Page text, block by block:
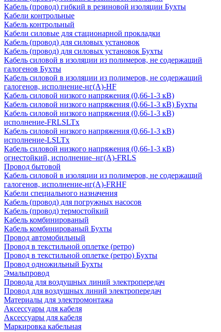
Кабель (провод) гибкий в резиновой изоляции Бухты
Кабели контрольные
Кабель контрольный
Кабели силовые для стационарной прокладки
Кабель (провод) для силовых установок
Кабель (провод) для силовых установок Бухты
Кабель силовой в изоляции из полимеров, не содержащий
галогенов Бухты
Кабель силовой в изоляции из полимеров, не содержащий
галогенов, исполнение-нг(А)-HF
Кабель силовой низкого напряжения (0,66-1-3 кВ)
Кабель силовой низкого напряжения (0,66-1-3 кВ) Бухты
Кабель силовой низкого напряжения (0,66-1-3 кВ)
исполнение-FRLSLTx
Кабель силовой низкого напряжения (0,66-1-3 кВ)
исполнение-LSLTx
Кабель силовой низкого напряжения (0,66-1-3 кВ)
огнестойкий, исполнение–нг(А)-FRLS
Провод бытовой
Кабель силовой в изоляции из полимеров, не содержащий
галогенов, исполнение-нг(А)-FRHF
Кабели специального назначения
Кабель (провод) для погружных насосов
Кабель (провод) термостойкий
Кабель комбинированый
Кабель комбинированый Бухты
Провод автомобильный
Провод в текстильной оплетке (ретро)
Провод в текстильной оплетке (ретро) Бухты
Провод одножильный Бухты
Эмальпровод
Провода для воздушных линий электропередач
Провод для воздушных линий электропередач
Материалы для электромонтажа
Аксессуары для кабеля
Аксессуары для кабеля
Маркировка кабельная